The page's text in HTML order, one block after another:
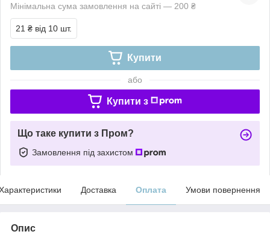
Мінімальна сума замовлення на сайті — 200 ₴
21 ₴ від 10 шт.
Купити
або
Купити з
Що таке купити з Пром?
Замовлення під захистом
Доставка Оплата Умови повернення
Опис